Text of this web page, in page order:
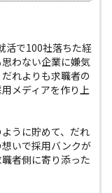
活で100社落ちた経
わない企業に嫌気
れよりも求職者の
メディアを作り上
うに貯めて、だれ
いで採用バンクが
者側に寄り添った